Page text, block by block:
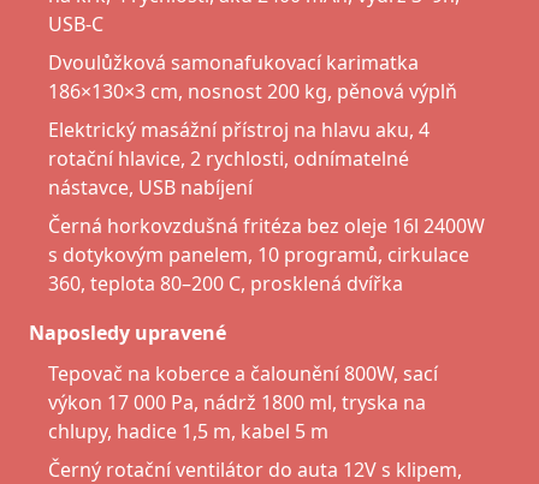
USB-C
Dvoulůžková samonafukovací karimatka
186×130×3 cm, nosnost 200 kg, pěnová výplň
Elektrický masážní přístroj na hlavu aku, 4
rotační hlavice, 2 rychlosti, odnímatelné
nástavce, USB nabíjení
Černá horkovzdušná fritéza bez oleje 16l 2400W
s dotykovým panelem, 10 programů, cirkulace
360, teplota 80–200 C, prosklená dvířka
Naposledy upravené
Tepovač na koberce a čalounění 800W, sací
výkon 17 000 Pa, nádrž 1800 ml, tryska na
chlupy, hadice 1,5 m, kabel 5 m
Černý rotační ventilátor do auta 12V s klipem,